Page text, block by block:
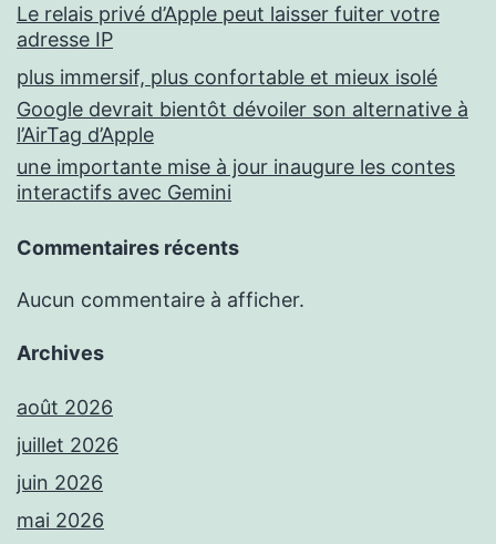
Le relais privé d’Apple peut laisser fuiter votre
adresse IP
plus immersif, plus confortable et mieux isolé
Google devrait bientôt dévoiler son alternative à
l’AirTag d’Apple
une importante mise à jour inaugure les contes
interactifs avec Gemini
Commentaires récents
Aucun commentaire à afficher.
Archives
août 2026
juillet 2026
juin 2026
mai 2026